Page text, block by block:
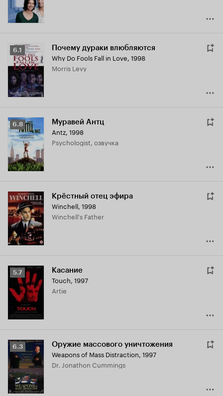
Рейтинг
Кинопоиска
6.1
6.1 Почему дураки влюбляются
Why Do Fools Fall in Love, 1998
Morris Levy
Рейтинг
Кинопоиска
6.8
6.8 Муравей Антц
Antz, 1998
Psychologist, озвучка
Крёстный отец эфира
Winchell, 1998
Winchell's Father
Рейтинг
Кинопоиска
5.7
5.7 Касание
Touch, 1997
Artie
Рейтинг
Кинопоиска
6.3
6.3 Оружие массового уничтожения
Weapons of Mass Distraction, 1997
Dr. Jonathon Cummings